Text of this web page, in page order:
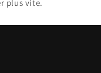
plus vite.